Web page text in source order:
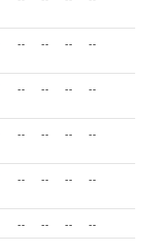
-- -- -- --
-- -- -- --
-- -- -- --
-- -- -- --
-- -- --
--